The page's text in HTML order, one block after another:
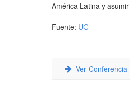
América Latina y
Fuente: UC
Ver Conferencia